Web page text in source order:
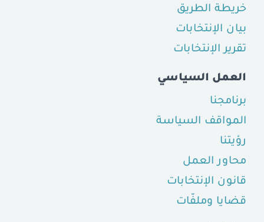
خريطة الطريق
بيان الإنتخابات
تقرير الإنتخابات
العمل السياسي
برنامجنا
المواقف السياسة
رؤيتنا
محاور العمل
قانون الإنتخابات
قضايا وملفّات